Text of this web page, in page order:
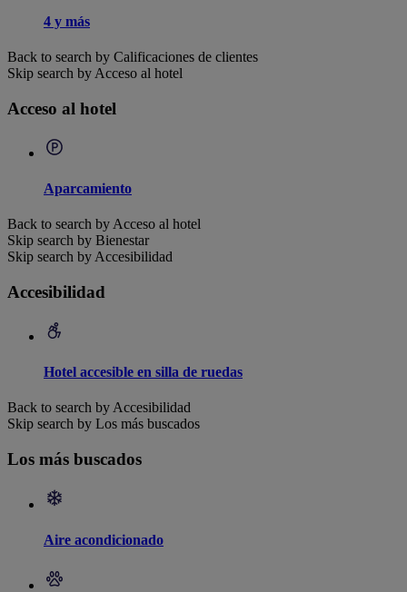
4 y más
Back to search by Calificaciones de clientes
Skip search by Acceso al hotel
Acceso al hotel
Aparcamiento
Back to search by Acceso al hotel
Skip search by Bienestar
Skip search by Accesibilidad
Accesibilidad
Hotel accesible en silla de ruedas
Back to search by Accesibilidad
Skip search by Los más buscados
Los más buscados
Aire acondicionado